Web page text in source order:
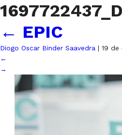
← EPIC
Diogo Oscar Binder Saavedra | 19 de
←
→